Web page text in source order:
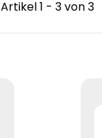
Artikel 1 - 3 von 3